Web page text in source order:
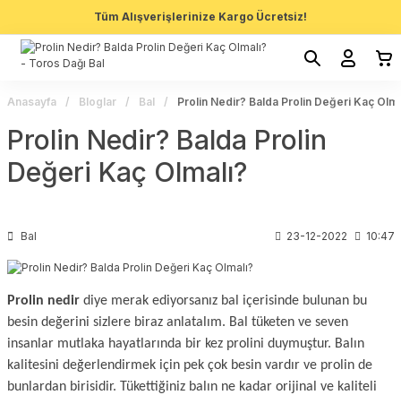
Tüm Alışverişlerinize Kargo Ücretsiz!
Anasayfa Bloglar Bal Prolin Nedir? Balda Prolin Değeri Kaç
Prolin Nedir? Balda Prolin
Değeri Kaç Olmalı?
Bal 23-12-2022 10:47
Prolin nedirdiye merak ediyorsanız bal içerisinde bulunan bu
besin değerini sizlere biraz anlatalım. Bal tüketen ve seven
insanlar mutlaka hayatlarında bir kez prolini duymuştur. Balın
kalitesini değerlendirmek için pek çok besin vardır ve prolin de
bunlardan birisidir. Tükettiğiniz balın ne kadar orijinal ve kaliteli